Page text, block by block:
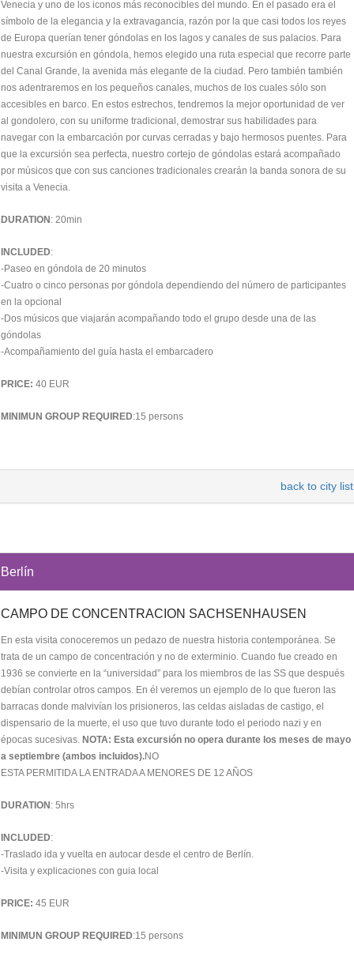
Venecia y uno de los iconos más reconocibles del mundo. En el pasado era el
símbolo de la elegancia y la extravagancia, razón por la que casi todos los reyes
de Europa querían tener góndolas en los lagos y canales de sus palacios. Para
nuestra excursión en góndola, hemos elegido una ruta especial que recorre parte
del Canal Grande, la avenida más elegante de la ciudad. Pero también también
nos adentraremos en los pequeños canales, muchos de los cuales sólo son
accesibles en barco. En estos estrechos, tendremos la mejor oportunidad de ver
al gondolero, con su uniforme tradicional, demostrar sus habilidades para
navegar con la embarcación por curvas cerradas y bajo hermosos puentes. Para
que la excursión sea perfecta, nuestro cortejo de góndolas estará acompañado
por músicos que con sus canciones tradicionales crearán la banda sonora de su
visita a Venecia.
DURATION : 20min
INCLUDED:
-Paseo en góndola de 20 minutos
-Cuatro o cinco personas por góndola dependiendo del número de participantes
en la opcional
-Dos músicos que viajarán acompañando todo el grupo desde una de las
góndolas
-Acompañamiento del guía hasta el embarcadero
PRICE: 40 EUR
MINIMUN GROUP REQUIRED:15 persons
back to city list
Berlín
CAMPO DE CONCENTRACION SACHSENHAUSEN
En esta visita conoceremos un pedazo de nuestra historia contemporánea. Se
trata de un campo de concentración y no de exterminio. Cuando fue creado en
1936 se convierte en la “universidad” para los miembros de las SS que después
debían controlar otros campos. En él veremos un ejemplo de lo que fueron las
barracas donde malvivían los prisioneros, las celdas aisladas de castigo, el
dispensario de la muerte, el uso que tuvo durante todo el periodo nazi y en
épocas sucesivas. NOTA: Esta excursión no opera durante los meses de mayo
a septiembre (ambos incluidos).NO
ESTA PERMITIDA LA ENTRADA A MENORES DE 12 AÑOS
DURATION : 5hrs
INCLUDED:
-Traslado ida y vuelta en autocar desde el centro de Berlín.
-Visita y explicaciones con guia local
PRICE: 45 EUR
MINIMUN GROUP REQUIRED:15 persons